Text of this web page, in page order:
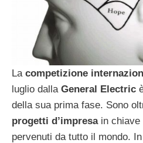
La competizione
luglio dalla General Electric
della sua prima fase. Sono
progetti d’impresain chiave
pervenuti da tutto il mondo.